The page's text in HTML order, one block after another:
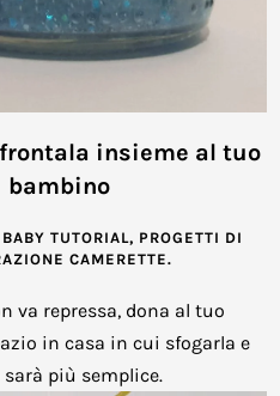
insieme al tuo
bambino
BABY TUTORIAL, PROGETTI DI
CAMERETTE.
va repressa, dona al tuo
in casa in cui sfogarla e
più semplice.